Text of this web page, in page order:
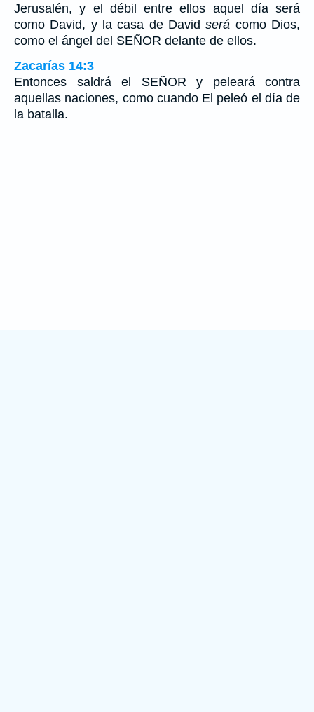
Jerusalén, y el débil entre ellos aquel día será
como David, y la casa de Davidserá como Dios,
como el ángel del SEÑOR delante de ellos.
Zacarías 14:3
Entonces saldrá el SEÑOR y peleará contra
aquellas naciones, como cuando El peleó el día de
la batalla.